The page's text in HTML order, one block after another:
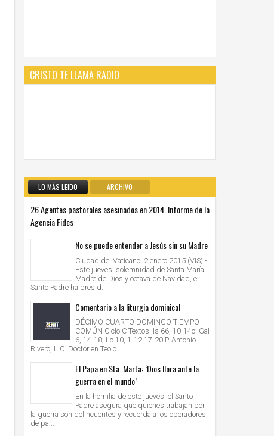
CRISTO TE LLAMA RADIO
LO MÁS LEIDO ARCHIVO
26 Agentes pastorales asesinados en 2014. Informe de la
Agencia Fides
No se puede entender a Jesús sin su Madre
Ciudad del Vaticano, 2 enero 2015 (VIS).-
Este jueves, solemnidad de Santa María
Madre de Dios y octava de Navidad, el
Santo Padre ha presid...
Comentario a la liturgia dominical
DÉCIMO CUARTO DOMINGO TIEMPO
COMÚN Ciclo C Textos: Is 66, 10-14c; Gal
6, 14-18; Lc 10, 1-12.17-20 P. Antonio
Rivero, L.C. Doctor en Teolo...
El Papa en Sta. Marta: ‘Dios llora ante la
guerra en el mundo’
En la homilía de este jueves, el Santo
Padre asegura que quienes trabajan por
la guerra son delincuentes y recuerda a los operadores
de pa...